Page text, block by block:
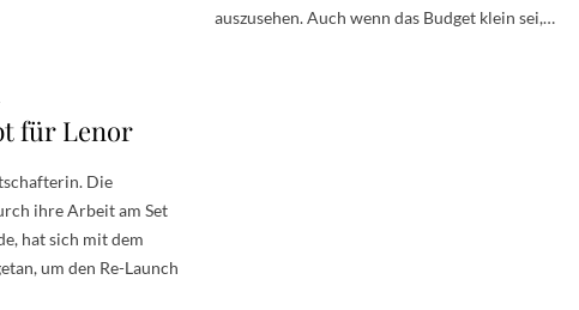
auszusehen. Auch wenn das Budget klein sei,…
für Lenor
Die
ihre Arbeit am Set
hat sich mit dem
um den Re-Launch